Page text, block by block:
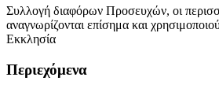
Συλλογή διαφόρων Προσευχών, οι
αναγνωρίζονται επίσημα και
Εκκλησία
Περιεχόμενα